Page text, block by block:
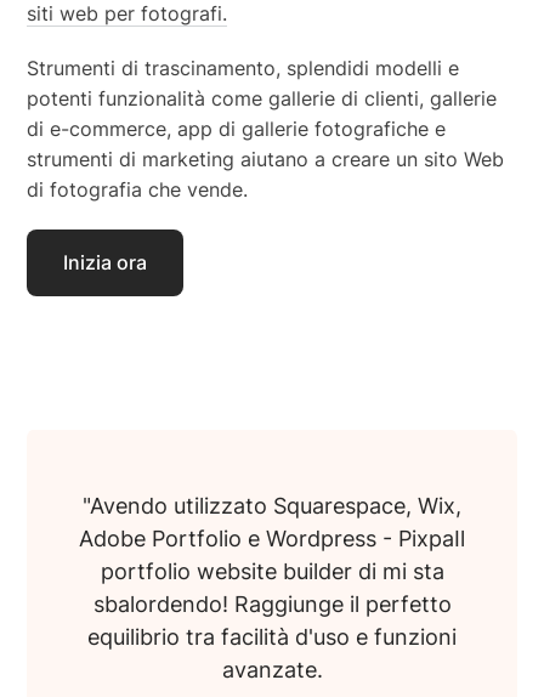
siti web per fotografi.
Strumenti di trascinamento, splendidi modelli e
potenti funzionalità come gallerie di clienti, gallerie
di e-commerce, app di gallerie fotografiche e
strumenti di marketing aiutano a creare un sito Web
di fotografia che vende.
Inizia ora
"Avendo utilizzato Squarespace, Wix,
Adobe Portfolio e Wordpress - PixpaIl
portfolio website builder di mi sta
sbalordendo! Raggiunge il perfetto
equilibrio tra facilità d'uso e funzioni
avanzate.